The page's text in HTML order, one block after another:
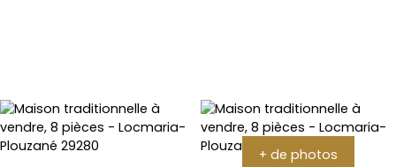
+ de photos